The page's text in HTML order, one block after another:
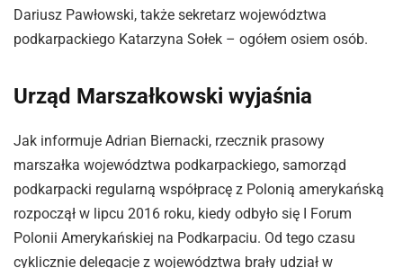
Dariusz Pawłowski, także sekretarz województwa
podkarpackiego Katarzyna Sołek – ogółem osiem osób.
Urząd Marszałkowski wyjaśnia
Jak informuje Adrian Biernacki, rzecznik prasowy
marszałka województwa podkarpackiego, samorząd
podkarpacki regularną współpracę z Polonią amerykańską
rozpoczął w lipcu 2016 roku, kiedy odbyło się I Forum
Polonii Amerykańskiej na Podkarpaciu. Od tego czasu
cyklicznie delegacje z województwa brały udział w